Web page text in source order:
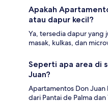
Apakah
atau dapur kecil?
Ya, tersedia dapur yang
masak, kulkas, dan
Seperti apa area di
Juan?
Apartamentos Don Juan
dari Pantai de Palma